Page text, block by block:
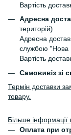
Вартість
Адресна
територій)
Адресна
службою "Нова
Вартість
Самовивіз зі
Термін доставки
товару.
Більше інформації
Оплата при